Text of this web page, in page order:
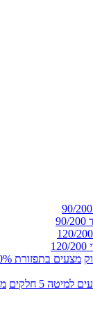
מצעים בתפזורת 100% כותנה
5 חלקים